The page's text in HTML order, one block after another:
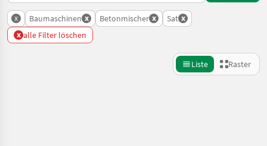
x Baumaschinen x Betonmischer x Sat x
x alle Filter löschen
Liste Raster